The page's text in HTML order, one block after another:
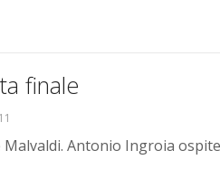
finale
Malvaldi. Antonio Ingroia ospite